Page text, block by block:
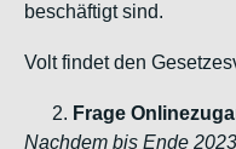
beschäftigt sind.
Volt findet den
Frage
Nachdem bis Ende